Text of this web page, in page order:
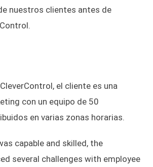
nuestros clientes antes de
el cliente es una
con un equipo de 50
en varias zonas horarias.
capable and skilled, the
several challenges with employee